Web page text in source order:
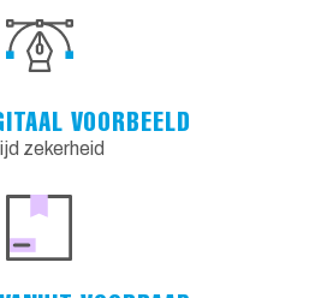
VOORBEELD
zekerheid